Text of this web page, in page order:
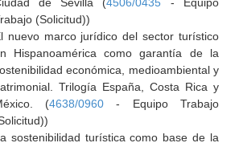
(Solicitud))
nuevo marco jurídico del sector turístico
Hispanoamérica como garantía de la
económica, medioambiental y
Trilogía España, Costa Rica y
(4638/0960 - Equipo Trabajo
sostenibilidad turística como base de la